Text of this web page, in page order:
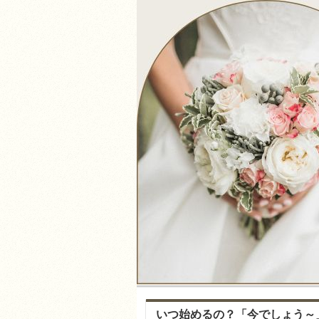
いつ始めるの？「今でしょう～